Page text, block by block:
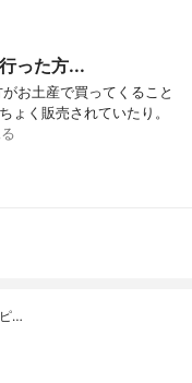
った方...
お土産で買ってくること
ょく販売されていたり。
…